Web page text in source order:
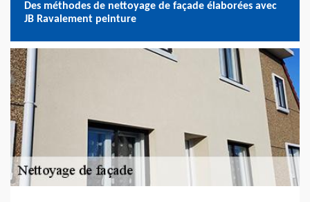
Des méthodes de nettoyage de façade élaborées avec
JB Ravalement peinture